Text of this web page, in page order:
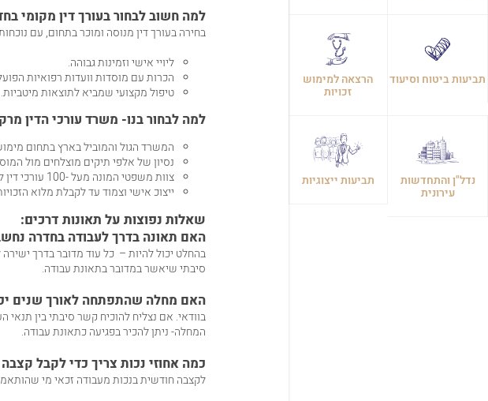
תביעות ביטוח וסיעוד הרצאה למימוש
זכויות
נדל"ן והתחדשות
עירונית
תביעות ייצוגיות
למה חשוב לבחור בעורך דין מקומי
בחירה בעורך דין מנוסה ומוכר בתחום, עם
ליויי אישי וזמינות גבוהה.
הכרות עם מוסדות וועדות רפואיות
טיפול מקצועי שמביא לתוצאות מיטביות.
למה לבחור בנו- משרד עורכי הדין
המשרד הגול והמוביל בארץ בתחום
נסיון של אלפי תיקים מוצלחים מול
צוות משפטי המונה מעל -100 עורכי דין לנזקי גוף.
ייצוכ אישי וצמוד עד לקבלת מלוא
שאלות נפוצות על תאונות דרכים:
האם תאונה בדרך לעבודה בחדרה
בהחלט יכול להיות – כל עוד מדובר בדרך
סיבתי שיאשר במדובר בתאונת עבודה.
האם מחלה שהתפתחה לאורך שנים
בוודאי. אם נצליח להוכיח קשר סיבתי בין
המחלה- ניתן להכיר בפגיעה כתאונת עבודה.
כמה אחוזי נכות צריך כדי לקבל
לקצבה חודשית בנכות מעבודה זכאי מי שהותאמו לו 20% נכות. בין 9%- ל19% זכאים למענק